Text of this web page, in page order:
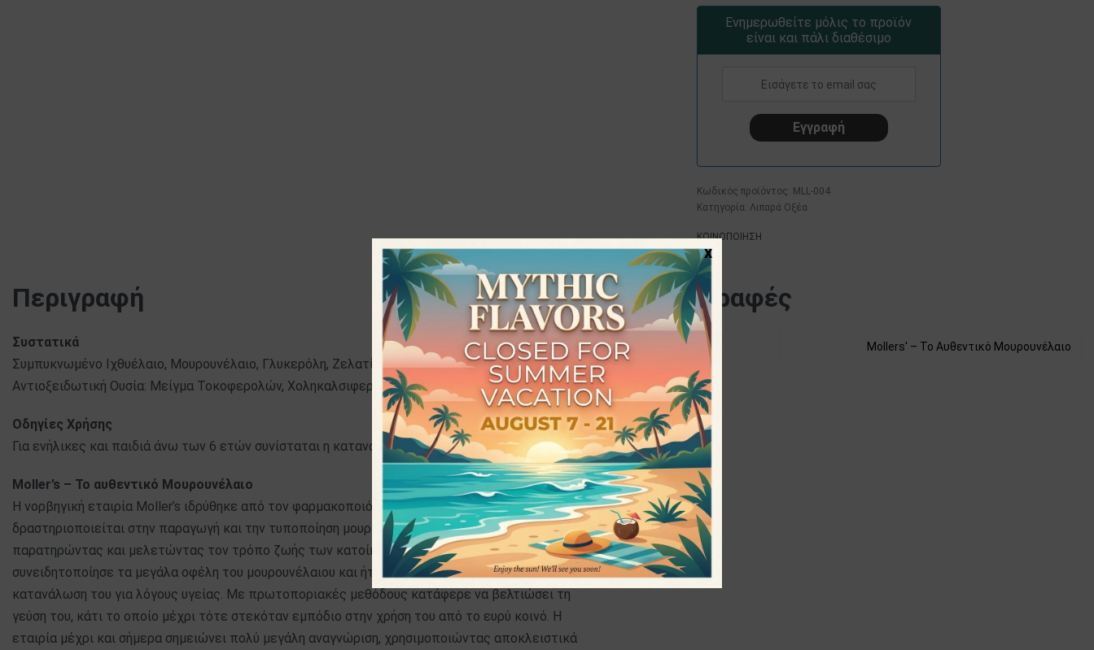
Ενημερωθείτε μόλις το προϊόν
είναι και πάλι διαθέσιμο
MLL-004
Κατηγορία: Λιπαρά Οξέα
ΚΟΙΝΟΠΟΙΗΣΗ
Περιγραφή
Συστατικά
Συμπυκνωμένο Ιχθυέλαιο, Μουρουνέλαιο, Γλυκερόλη, Ζελατίνη (Συστατικό της κάψουλας),
Αντιοξειδωτική Ουσία: Μείγμα Τοκοφερολών, Χοληκαλσιφερόλη (Βιταμίνη D3)
Οδηγίες Χρήσης
Για ενήλικες και παιδιά άνω των 6 ετών συνίσταται η κατανάλωση 2 κάψουλων ημερησίως.
Moller’s – Το αυθεντικό Μουρουνέλαιο
Η νορβηγική εταιρία Moller’s ιδρύθηκε από τον φαρμακοποιό Peter Moller το μακρινό 1854 και
δραστηριοποιείται στην παραγωγή και την τυποποίηση μουρουνέλαιου. Ο Peter Moller
παρατηρώντας και μελετώντας τον τρόπο ζωής των κατοίκων της γύρω περιοχής,
συνειδητοποίησε τα μεγάλα οφέλη του μουρουνέλαιου και ήταν ο πρώτος που σύστησε την
κατανάλωση του για λόγους υγείας. Με πρωτοποριακές μεθόδους κατάφερε να βελτιώσει τη
γεύση του, κάτι το οποίο μέχρι τότε στεκόταν εμπόδιο στην χρήση του από το ευρύ κοινό. Η
εταιρία μέχρι και σήμερα σημειώνει πολύ μεγάλη αναγνώριση, χρησιμοποιώντας αποκλειστικά
Προδιαγραφές
ΠΑΡΑΓΩΓΌΣ Mollers' – Το Αυθεντικό Μουρουνέλαιο
x